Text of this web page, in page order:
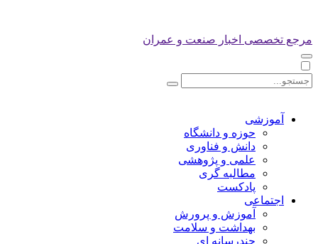
مرجع تخصصی اخبار صنعت و عمران
آموزشی
حوزه و دانشگاه
دانش و فناوری
علمی و پژوهشی
مطالبه گری
پادکست
اجتماعی
آموزش و پرورش
بهداشت و سلامت
چندرسانه ای